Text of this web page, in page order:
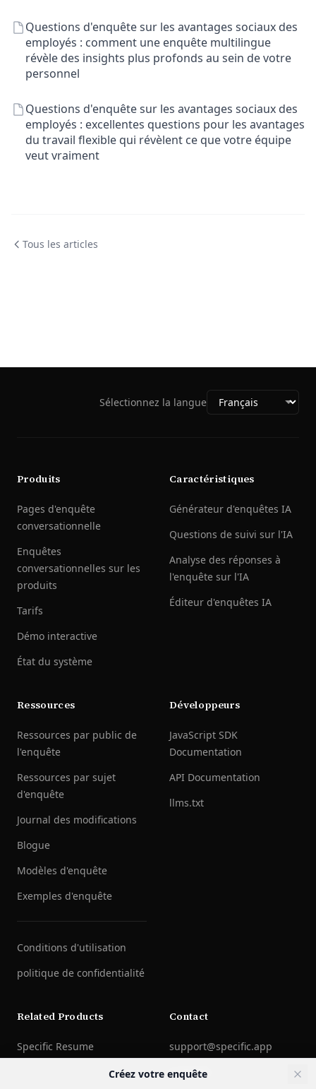
Créez votre enquête
Questions d'enquête sur les avantages sociaux des
employés : comment une enquête multilingue
révèle des insights plus profonds au sein de votre
personnel
Questions d'enquête sur les avantages sociaux des
employés : excellentes questions pour les avantages
du travail flexible qui révèlent ce que votre équipe
veut vraiment
Tous les articles
Sélectionnez la langue
Produits
Pages d'enquête
conversationnelle
Enquêtes
conversationnelles sur les
produits
Tarifs
Démo interactive
État du système
Caractéristiques
Générateur d'enquêtes IA
Questions de suivi sur l'IA
Analyse des réponses à
l'enquête sur l'IA
Éditeur d'enquêtes IA
Ressources
Ressources par public de
l'enquête
Ressources par sujet
d'enquête
Journal des modifications
Blogue
Modèles d'enquête
Exemples d'enquête
Conditions d'utilisation
politique de confidentialité
Développeurs
JavaScript SDK
Documentation
API Documentation
llms.txt
Related Products
Specific Resume
Contact
support@specific.app
LinkedIn